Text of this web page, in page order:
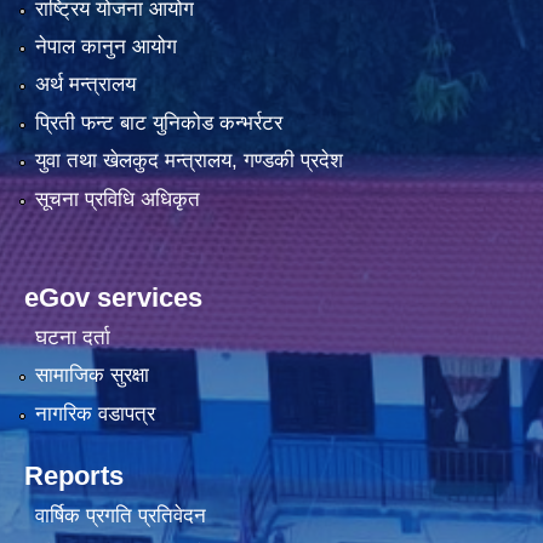
राष्ट्रिय योजना आयोग
नेपाल कानुन आयोग
अर्थ मन्त्रालय
प्रिती फन्ट बाट युनिकोड कन्भर्रटर
युवा तथा खेलकुद मन्त्रालय, गण्डकी प्रदेश
सूचना प्रविधि अधिकृत
eGov services
घटना दर्ता
सामाजिक सुरक्षा
नागरिक वडापत्र
Reports
वार्षिक प्रगति प्रतिवेदन